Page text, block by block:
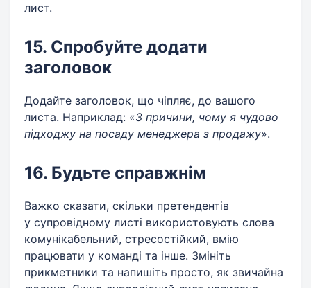
лист.
15. Спробуйте додати
заголовок
Додайте заголовок, що чіпляє, до вашого
листа. Наприклад: «3 причини, чому я чудово
підходжу на посаду менеджера з продажу».
16. Будьте справжнім
Важко сказати, скільки претендентів
у супровідному листі використовують слова
комунікабельний, стресостійкий, вмію
працювати у команді та інше. Змініть
прикметники та напишіть просто, як звичайна